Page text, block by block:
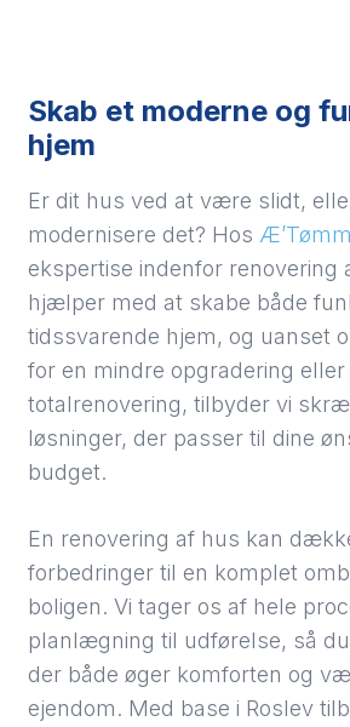
Skab et moderne og
hjem
Er dit hus ved at være slidt,
modernisere det? Hos
ekspertise indenfor renovering
hjælper med at skabe både
tidssvarende hjem, og uanset
for en mindre opgradering eller
totalrenovering, tilbyder vi
løsninger, der passer til dine
budget.
En renovering af hus kan
forbedringer til en komplet
boligen. Vi tager os af hele
planlægning til udførelse, så
der både øger komforten og
ejendom. Med base i Roslev